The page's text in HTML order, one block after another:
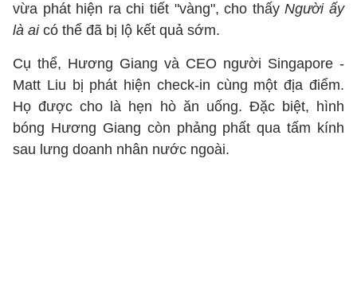
vừa phát hiện ra chi tiết "vàng", cho thấyNgười ấy
là ai có thể đã bị lộ kết quả sớm.
Cụ thể, Hương Giang và CEO người Singapore -
Matt Liu bị phát hiện check-in cùng một địa điểm.
Họ được cho là hẹn hò ăn uống. Đặc biệt, hình
bóng Hương Giang còn phảng phất qua tấm kính
sau lưng doanh nhân nước ngoài.